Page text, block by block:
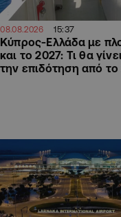
08.08.2026 15:37
Κύπρος-Ελλάδα με
και το 2027: Τι θα
την επιδότηση από το